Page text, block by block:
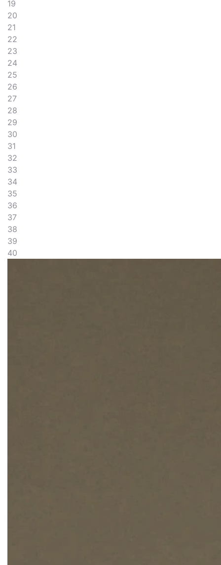
19
20
21
22
23
24
25
26
27
28
29
30
31
32
33
34
35
36
37
38
39
40